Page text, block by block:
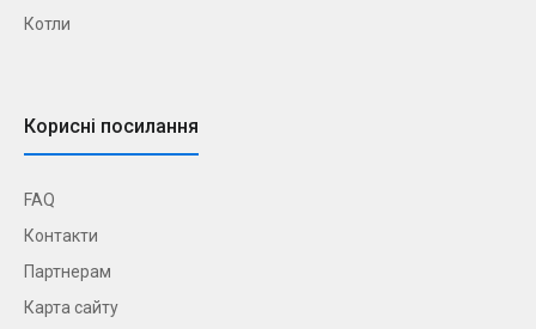
Котли
Корисні посилання
FAQ
Контакти
Партнерам
Карта сайту